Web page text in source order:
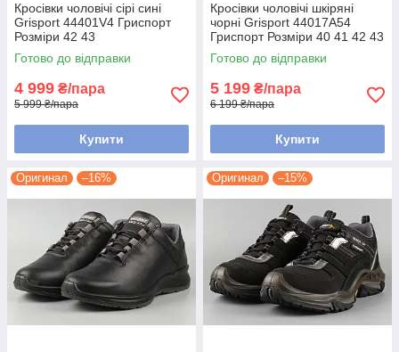
Кросівки чоловічі сірі сині
Grisport 44401V4 Гриспорт
Розміри 42 43
Готово до відправки
4 999 ₴/пара
5 999 ₴/пара
Купити
Кросівки чоловічі шкіряні
чорні Grisport 44017A54
Гриспорт Розміри 40 41 42 43
44 45 46 47
Готово до відправки
5 199 ₴/пара
6 199 ₴/пара
Купити
Оригинал –16% Оригинал –15%